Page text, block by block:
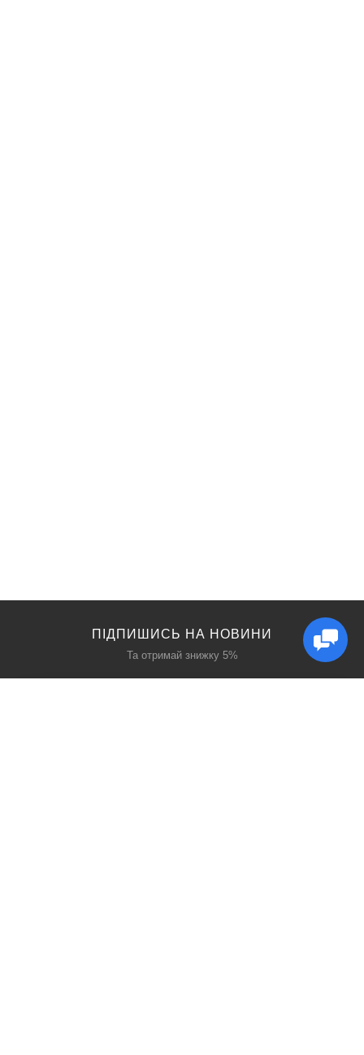
ПІДПИШИСЬ НА НОВИНИ
Та отримай знижку 5%